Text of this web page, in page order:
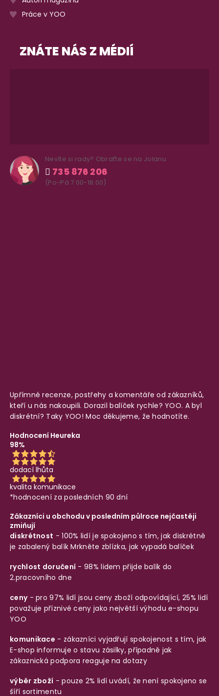
Práce v YOO
ZNÁTE NÁS Z MÉDIÍ
Nevíte si rady? Obraťte se na Jolanu
735 876 206
(Po-Pá 7.00-18.00)
Upřímné recenze, postřehy a komentáře od zákazníků,
kteří u nás nakoupili. Dorazil balíček rychle? YOO. A byl
diskrétní? Taky YOO! Moc děkujeme, že hodnotíte.
Hodnocení Heureka
98%
dodací lhůta
kvalita komunikace
*hodnocení za posledních 90 dní
Zákazníci u obchodu v posledním půlroce nejčastěji
zmiňují
diskrétnost - 100% lidí je spokojeno s tím, jak diskrétně
je zabalený balíkMrkněte zblízka, jak vypadá balíček
rychlost doručení - 98% lidem přijde balík do
2.pracovního dne
ceny- pro 97% lidí jsou ceny zboží odpovídající, 25% lidí
považuje příznivé ceny jako největší výhodu e-shopu
YOO
komunikace - zákazníci vyjadřují spokojenost s tím, jak
E-shop informuje o stavu zásilky, případně jak
zákaznická podpora reaguje na dotazy
výběr zboží - pouze 2% lidí uvádí, že není spokojeno se
šíří sortimentu